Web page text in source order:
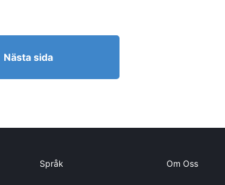
Nästa sida
Språk Om Oss